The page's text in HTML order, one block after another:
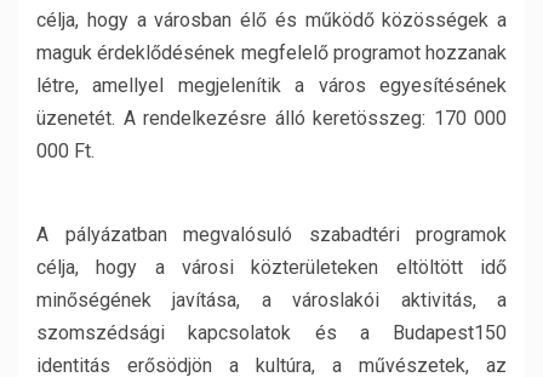
célja, hogy a városban élő és működő közösségek a
maguk érdeklődésének megfelelő programot hozzanak
létre, amellyel megjelenítik a város egyesítésének
üzenetét. A rendelkezésre álló keretösszeg: 170 000
000 Ft.
A pályázatban megvalósuló szabadtéri programok
célja, hogy a városi közterületeken eltöltött idő
minőségének javítása, a városlakói aktivitás, a
szomszédsági kapcsolatok és a Budapest150
identitás erősödjön a kultúra, a művészetek, az